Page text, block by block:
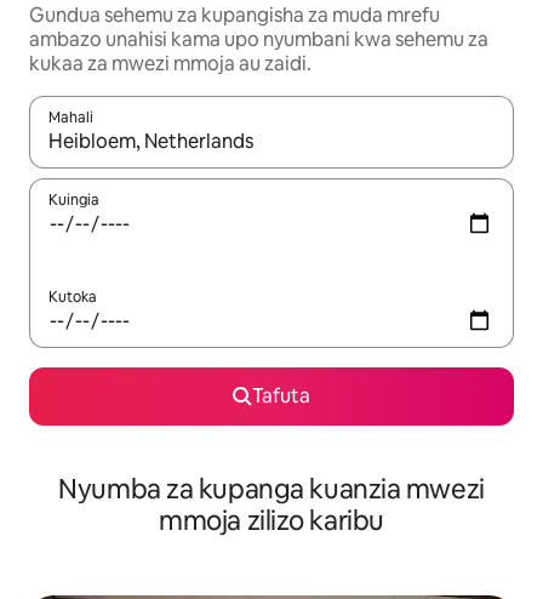
Gundua sehemu za kupangisha za muda mrefu
ambazo unahisi kama upo nyumbani kwa sehemu za
kukaa za mwezi mmoja au zaidi.
Mahali
Wakati matokeo yanapatikana, vinjari kwa kutumia vitufe vya
Kuingia
Kutoka
Tafuta
Nyumba za kupanga kuanzia mwezi
mmoja zilizo karibu